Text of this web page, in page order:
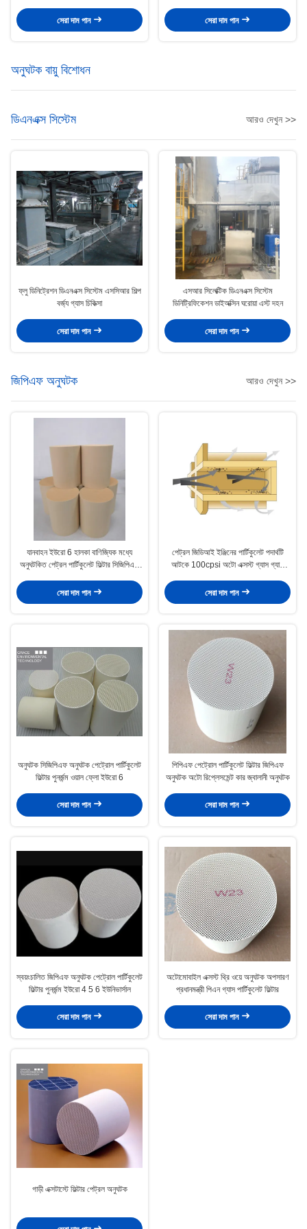
সেরা দাম পান
সেরা দাম পান
অনুঘটক বায়ু বিশোধন
ডিএনএক্স সিস্টেম আরও দেখুন >>
ফ্লু ডিনিট্রেশন ডিএনএক্স সিস্টেম এসসিআর শিল্প
বর্জ্য গ্যাস চিকিত্সা
সেরা দাম পান
এসআর সিলেক্টিক ডিএনএক্স সিস্টেম
ডিনিট্রিফিকেশন ডাইঅক্সিন ঘরোয়া এস্ট দহন
সেরা দাম পান
জিপিএফ অনুঘটক আরও দেখুন >>
যানবাহন ইউরো 6 হালকা বাণিজ্যিক মধ্যে
অনুঘটকিত পেট্রল পার্টিকুলেট ফিল্টার সিজিপিএফ
সেরা দাম পান
পেট্রল জিডিআই ইঞ্জিনের পার্টিকুলেট পদার্থটি
আটকে 100cpsi অটো এক্সস্ট গ্যাস গ্যাস
সেরা দাম পান
অনুঘটক সিজিপিএফ অনুঘটক পেট্রোল পার্টিকুলেট
ফিল্টার পুনর্জন্ম ওয়াল ফ্লো ইউরো 6
সেরা দাম পান
পিপিএফ পেট্রোল পার্টিকুলেট ফিল্টার জিপিএফ
অনুঘটক অটো রিপ্লেসমেন্ট কার জ্বালানী অনুঘটক
সেরা দাম পান
স্বয়ংচালিত জিপিএফ অনুঘটক পেট্রোল পার্টিকুলেট
ফিল্টার পুনর্জন্ম ইউরো 4 5 6 ইউনিভার্সাল
সেরা দাম পান
অটোমোবাইল এক্সস্ট থ্রি ওয়ে অনুঘটক অপসারণ
প্রধানমন্ত্রী পিএন গ্যাস পার্টিকুলেট ফিল্টার
সেরা দাম পান
গাড়ী এক্সটাস্টে ফিল্টার পেট্রল অনুঘটক